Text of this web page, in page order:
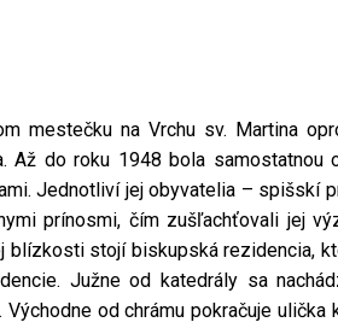
mestečku na Vrchu sv. Martina
do roku 1948 bola samostatnou
Jednotliví jej obyvatelia – spišskí
prínosmi, čím zušľachťovali jej
blízkosti stojí biskupská rezidencia,
Južne od katedrály sa
od chrámu pokračuje ulička